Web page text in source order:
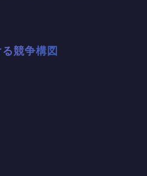
競争構図